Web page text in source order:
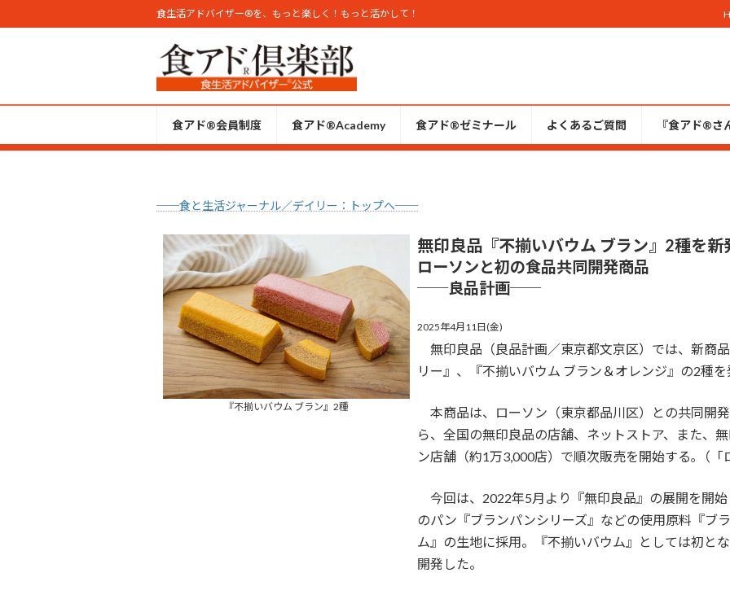
ン
へ
キ
ビ
ョ
に
食生活アドバイザー®︎を、もっと楽しく！もっと活かして！
食アド®会員制度 食アド®︎Academy 食アド®ゼミナール よくあるご質問 『食アド®︎さ
──食と生活ジャーナル／デイリー：トップへ──
『不揃いバウム ブラン』2種
無印良品『不揃いバウム ブラン』2種を新
ローソンと初の食品共同開発商品
──良品計画──
2025年4月11日(金)
無印良品（良品計画／東京都文京区）では、新商
リー』、『不揃いバウム ブラン＆オレンジ』の2種
本商品は、ローソン（東京都品川区）との共同開
ら、全国の無印良品の店舗、ネットストア、また、
ン店舗（約1万3,000店）で順次販売を開始する｡（
今回は、2022年5月より『無印良品』の展開を開
のパン『ブランパンシリーズ』などの使用原料『ブ
ム』の生地に採用。『不揃いバウム』としては初と
開発した。